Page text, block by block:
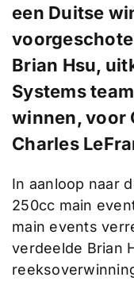
een Duitse
Brian Hsu,
Systems
winnen, voor
Charles
In aanloop naar
250cc main
main events
verdeelde Brian